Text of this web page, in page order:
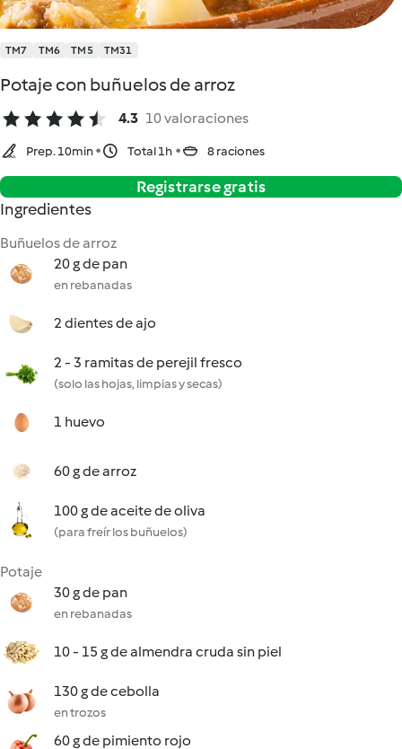
TM7 TM6 TM5 TM31
Potaje con buñuelos de arroz
4.3 10 valoraciones
Prep. 10min Total 1h 8 raciones
Registrarse gratis
Ingredientes
Buñuelos de arroz
20 g de pan
en rebanadas
2 dientes de ajo
2 - 3 ramitas de perejil fresco
(solo las hojas, limpias y secas)
1 huevo
60 g de arroz
100 g de aceite de oliva
(para freír los buñuelos)
Potaje
30 g de pan
en rebanadas
10 - 15 g de almendra cruda sin piel
130 g de cebolla
en trozos
60 g de pimiento rojo